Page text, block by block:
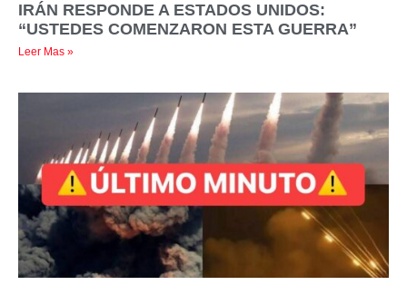
IRÁN RESPONDE A ESTADOS UNIDOS:
“USTEDES COMENZARON ESTA GUERRA”
Leer Mas »